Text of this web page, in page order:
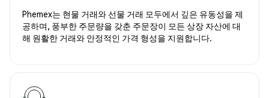
Phemex는 현물 거래와 선물 거래 모두에서 깊은 유동성을 제
공하며, 풍부한 주문량을 갖춘 주문장이 모든 상장 자산에 대
해 원활한 거래와 안정적인 가격 형성을 지원합니다.